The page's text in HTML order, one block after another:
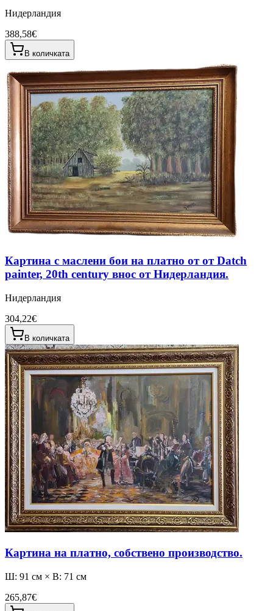
Нидерландия
388,58€
В количката
Картина с маслени бои на платно от от Datch
painter, 20th century внос от Нидерландия.
Нидерландия
304,22€
В количката
Картина на платно, собствено производство.
Ш: 91 см × В: 71 см
265,87€